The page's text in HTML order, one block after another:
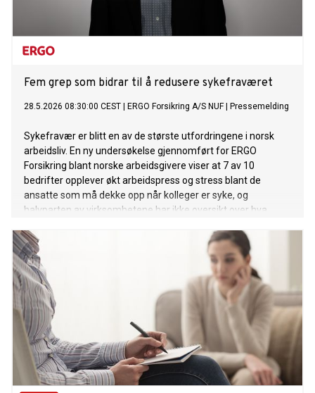
Fem grep som bidrar til å redusere sykefraværet
28.5.2026 08:30:00 CEST ERGO Forsikring A/S NUF| Pressemelding
Sykefravær er blitt en av de største utfordringene i norsk
arbeidsliv. En ny undersøkelse gjennomført for ERGO
Forsikring blant norske arbeidsgivere viser at 7 av 10
bedrifter opplever økt arbeidspress og stress blant de
ansatte som må dekke opp når kolleger er syke, og
halvparten av virksomhetene har ikke oversikt over hva